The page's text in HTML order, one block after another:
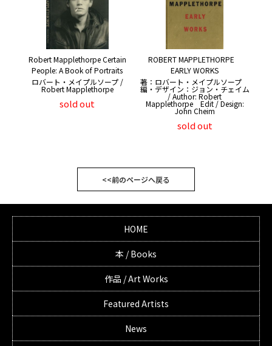
Robert Mapplethorpe Certain
People: A Book of Portraits
ロバート・メイプルソープ /
Robert Mapplethorpe
sold out
ROBERT MAPPLETHORPE
EARLY WORKS
著：ロバート・メイプルソープ
編・デザイン：ジョン・チェイム
/ Author: Robert
Mapplethorpe Edit / Design:
John Cheim
sold out
<<前のページへ戻る
HOME
本 / Books
作品 / Art Works
Featured Artists
News